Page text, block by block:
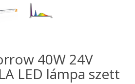
40W 24V
LED lámpa szett